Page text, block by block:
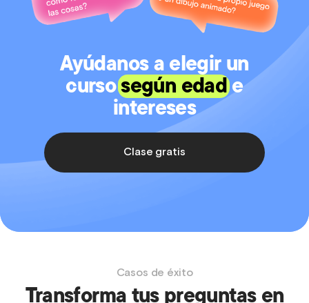
Ayúdanos a elegir un
cursosegún edade
intereses
Clase gratis
Casos de éxito
Transforma tus preguntas en